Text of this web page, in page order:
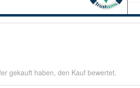
gekauft haben, den Kauf bewertet.